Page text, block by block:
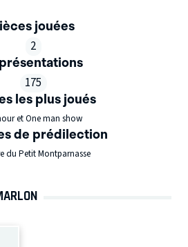
jouées
2
175
les plus joués
et One man show
de prédilection
du Petit Montparnasse